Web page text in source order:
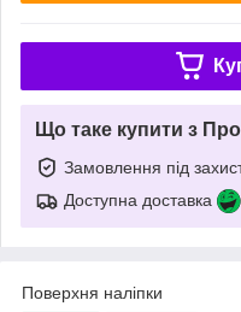
Що таке купити з
Замовлення під
Доступна доставка
Поверхня наліпки